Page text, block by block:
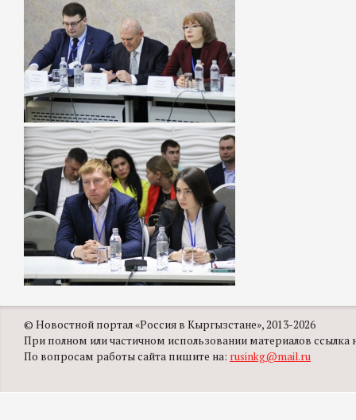
© Новостной портал «Россия в Кыргызстане», 2013-2026
При полном или частичном использовании материалов ссылка
По вопросам работы сайта пишите на: rusinkg@mail.ru